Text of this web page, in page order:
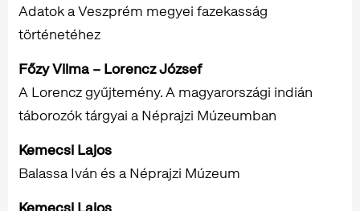
Adatok a Veszprém megyei fazekasság
történetéhez
Főzy Vilma – Lorencz József
A Lorencz gyűjtemény. A magyarországi indián
táborozók tárgyai a Néprajzi Múzeumban
Kemecsi Lajos
Balassa Iván és a Néprajzi Múzeum